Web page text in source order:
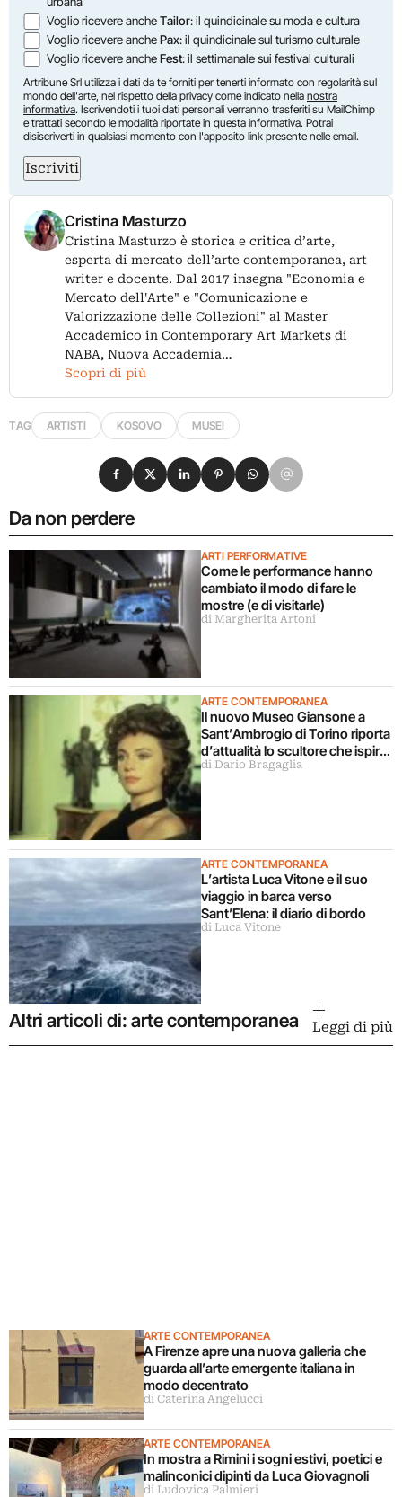
Voglio ricevere ancheTailor: il quindicinale su moda e cultura
Voglio ricevere anchePax: il quindicinale sul turismo culturale
Voglio ricevere ancheFest: il settimanale sui festival culturali
Artribune Srl utilizza i dati da te forniti per tenerti informato con regolarità sul
mondo dell'arte, nel rispetto della privacy come indicato nella nostra
informativa. Iscrivendoti i tuoi dati personali verranno trasferiti su MailChimp
e trattati secondo le modalità riportate in questa informativa. Potrai
disiscriverti in qualsiasi momento con l'apposito link presente nelle email.
Iscriviti
Cristina Masturzo
Cristina Masturzo è storica e critica d’arte,
esperta di mercato dell’arte contemporanea, art
writer e docente. Dal 2017 insegna "Economia e
Mercato dell'Arte" e "Comunicazione e
Valorizzazione delle Collezioni" al Master
Accademico in Contemporary Art Markets di
NABA, Nuova Accademia…
Scopri di più
TAG ARTISTI KOSOVO MUSEI
Da non perdere
ARTI PERFORMATIVE
Come le performance hanno
cambiato il modo di fare le
mostre (e di visitarle)
di Margherita Artoni
ARTE CONTEMPORANEA
Il nuovo Museo Giansone a
Sant’Ambrogio di Torino riporta
d’attualità lo scultore che ispirò
il libro La donna della domenica
di Dario Bragaglia
ARTE CONTEMPORANEA
L’artista Luca Vitone e il suo
viaggio in barca verso
Sant’Elena: il diario di bordo
di Luca Vitone
Condividi su Facebook
Condividi su X
Condividi su LinkedIn
Condividi su Pinterest
Condividi su WhatsApp
Condividi su Email
Altri articoli di: arte contemporanea Leggi di più
ARTE CONTEMPORANEA
A Firenze apre una nuova galleria che
guarda all’arte emergente italiana in
modo decentrato
di Caterina Angelucci
ARTE CONTEMPORANEA
In mostra a Rimini i sogni estivi, poetici e
malinconici dipinti da Luca Giovagnoli
di Ludovica Palmieri